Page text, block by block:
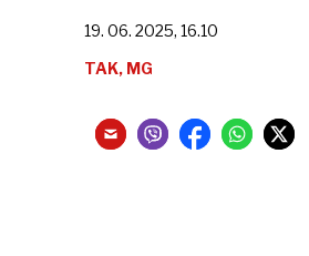
19. 06. 2025, 16.10
TAK, MG